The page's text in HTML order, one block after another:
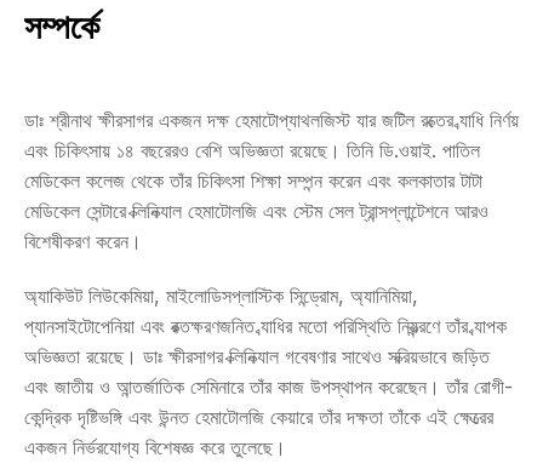
সম্পর্কে
ডাঃ শ্রীনাথ ক্ষীরসাগর একজন দক্ষ হেমাটোপ্যাথলজিস্ট যার জটিল রক্তের ব্যাধি নির্ণয়
এবং চিকিৎসায় ১৪ বছরেরও বেশি অভিজ্ঞতা রয়েছে। তিনি ডি.ওয়াই. পাতিল
মেডিকেল কলেজ থেকে তাঁর চিকিৎসা শিক্ষা সম্পন্ন করেন এবং কলকাতার টাটা
মেডিকেল সেন্টারে ক্লিনিক্যাল হেমাটোলজি এবং স্টেম সেল ট্রান্সপ্লান্টেশনে আরও
বিশেষীকরণ করেন।
অ্যাকিউট লিউকেমিয়া, মাইলোডিসপ্লাস্টিক সিন্ড্রোম, অ্যানিমিয়া,
প্যানসাইটোপেনিয়া এবং রক্তক্ষরণজনিত ব্যাধির মতো পরিস্থিতি নিয়ন্ত্রণে তাঁর ব্যাপক
অভিজ্ঞতা রয়েছে। ডাঃ ক্ষীরসাগর ক্লিনিক্যাল গবেষণার সাথেও সক্রিয়ভাবে জড়িত
এবং জাতীয় ও আন্তর্জাতিক সেমিনারে তাঁর কাজ উপস্থাপন করেছেন। তাঁর রোগী-
কেন্দ্রিক দৃষ্টিভঙ্গি এবং উন্নত হেমাটোলজি কেয়ারে তাঁর দক্ষতা তাঁকে এই ক্ষেত্রের
একজন নির্ভরযোগ্য বিশেষজ্ঞ করে তুলেছে।